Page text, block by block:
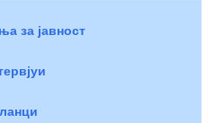
за јавност